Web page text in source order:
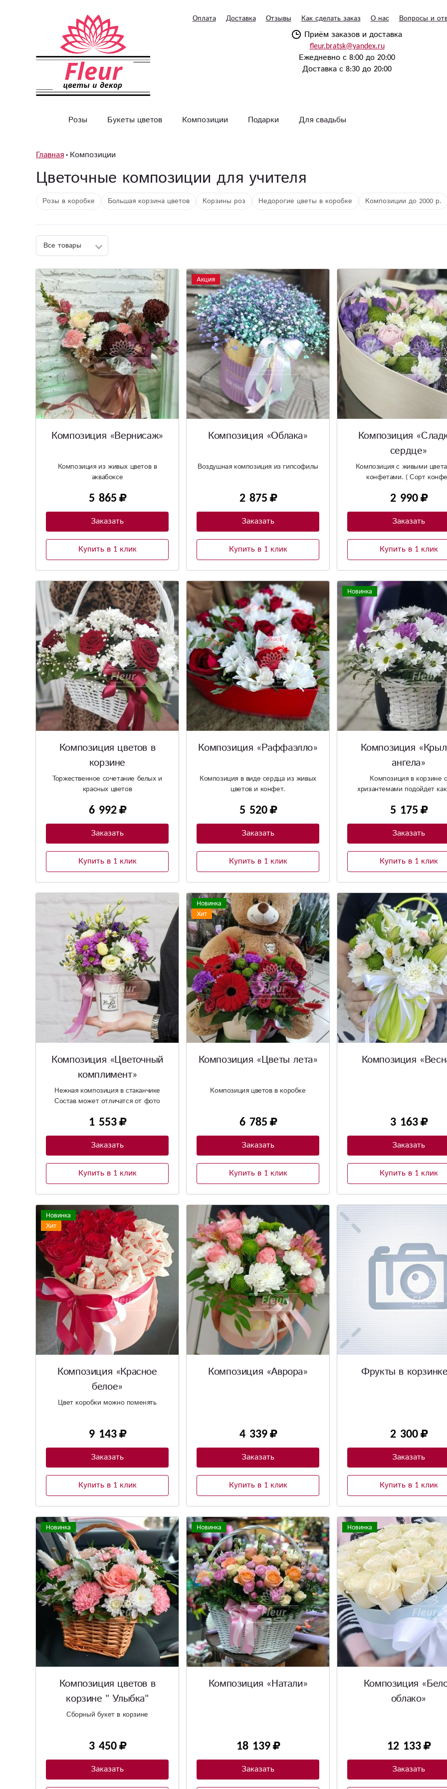
Оплата Доставка Отзывы Как сделать заказ О нас Вопросы и
Приём заказов и доставка
fleur.bratsk@yandex.ru
Ежедневно с 8:00 до 20:00
Доставка с 8:30 до 20:00
Розы Букеты цветов Композиции Подарки Для свадьбы
Главная Композиции
Цветочные композиции для учителя
Розы в коробке Большая корзина цветов Корзины роз Недорогие цветы в коробке Композиции до 2000 р.
Композиция «Вернисаж»
Композиция из живых цветов в
аквабоксе
5 865
Заказать
Купить в 1 клик
Акция
Композиция «Облака»
Воздушная композиция из гипсофилы
2 875
Заказать
Купить в 1 клик
Композиция
сердце»
Композиция с живыми
конфетами. ( Сорт
2 990
Заказать
Купить в 1 клик
Композиция цветов в
корзине
Торжественное сочетание белых и
красных цветов
6 992
Заказать
Купить в 1 клик
Композиция «Раффаэлло»
Композиция в виде сердца из живых
цветов и конфет.
5 520
Заказать
Купить в 1 клик
Новинка
Композиция
ангела»
Композиция в корзине с
хризантемами подойдет
элегантной леди
5 175
Заказать
Купить в 1 клик
Композиция «Цветочный
комплимент»
Нежная композиция в стаканчике
Состав может отличатся от фото
1 553
Заказать
Купить в 1 клик
Новинка
Хит
Композиция «Цветы лета»
Композиция цветов в коробке
6 785
Заказать
Купить в 1 клик
Композиция
3 163
Заказать
Купить в 1 клик
Новинка
Хит
Композиция «Красное
белое»
Цвет коробки можно поменять
9 143
Заказать
Купить в 1 клик
Композиция «Аврора»
4 339
Заказать
Купить в 1 клик
Фрукты в
2 300
Заказать
Купить в 1 клик
Новинка
Композиция цветов в
корзине " Улыбка"
Сборный букет в корзине
3 450
Заказать
Новинка
Композиция «Натали»
18 139
Заказать
Новинка
Композиция
облако»
12 133
Заказать